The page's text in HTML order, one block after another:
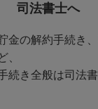
司法書士へ
金の解約手続き
、
続き全般は司法